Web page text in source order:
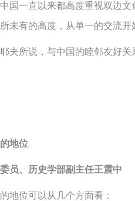
一直以来都高度重视双边文
未有的高度，从单一的交流
所说，与中国的睦邻友好关
地位
、历史学部副主任王震中
位可以从几个方面看：